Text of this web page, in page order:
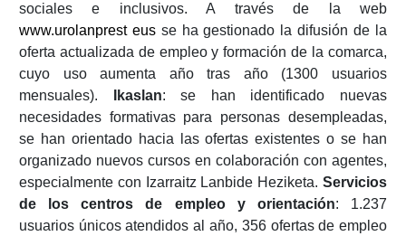
sociales e inclusivos. A través de la web
www.urolanprest eusse ha gestionado la difusión de la
oferta actualizada de empleo y formación de la comarca,
cuyo uso aumenta año tras año (1300 usuarios
mensuales).
Ikaslan: se han identificado nuevas
necesidades formativas para personas desempleadas,
se han orientado hacia las ofertas existentes o se han
organizado nuevos cursos en colaboración con agentes,
especialmente con Izarraitz Lanbide Heziketa.Servicios
de los centros de empleo y orientación: 1.237
usuarios únicos atendidos al año, 356 ofertas de empleo